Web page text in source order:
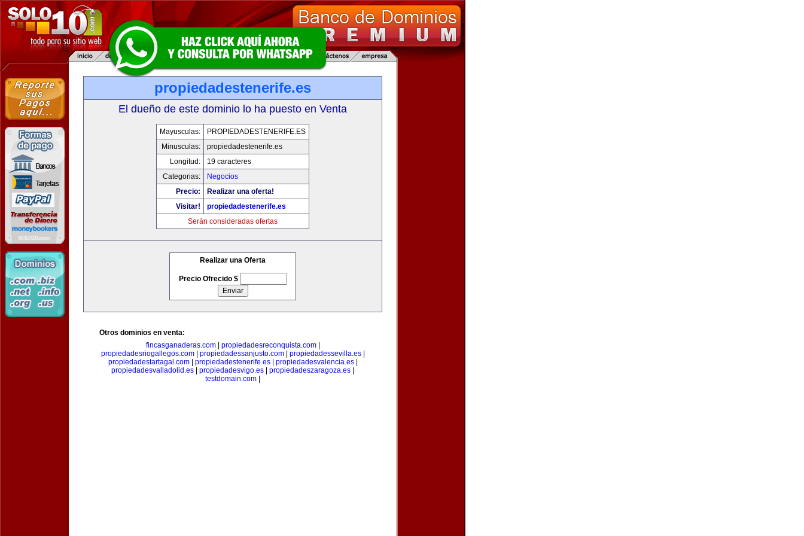
propiedadestenerife.es
El dueño de este dominio lo ha puesto en Venta
Mayusculas:
PROPIEDADESTENERIFE.ES
Minusculas:
propiedadestenerife.es
Longitud:
19 caracteres
Categorias:
Negocios
Precio:
Realizar una oferta!
Visitar!
propiedadestenerife.es
Serán consideradas ofertas
Realizar una Oferta
Precio Ofrecido $
Otros dominios en venta:
fincasganaderas.com| propiedadesreconquista.com|
propiedadesriogallegos.com| propiedadessanjusto.com| propiedadessevilla.es|
propiedadestartagal.com| propiedadestenerife.es| propiedadesvalencia.es|
propiedadesvalladolid.es
propiedadesvigo.es propiedadeszaragoza.es
testdomain.com